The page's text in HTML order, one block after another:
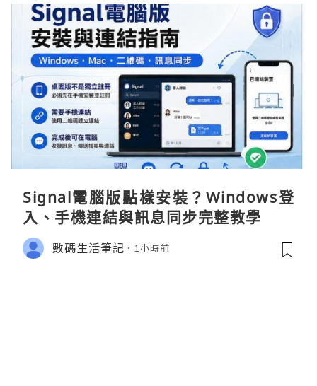
Signal電腦版點樣安裝？Windows登
入、手機連結與訊息同步完整教學
數碼生活筆記 1小時前